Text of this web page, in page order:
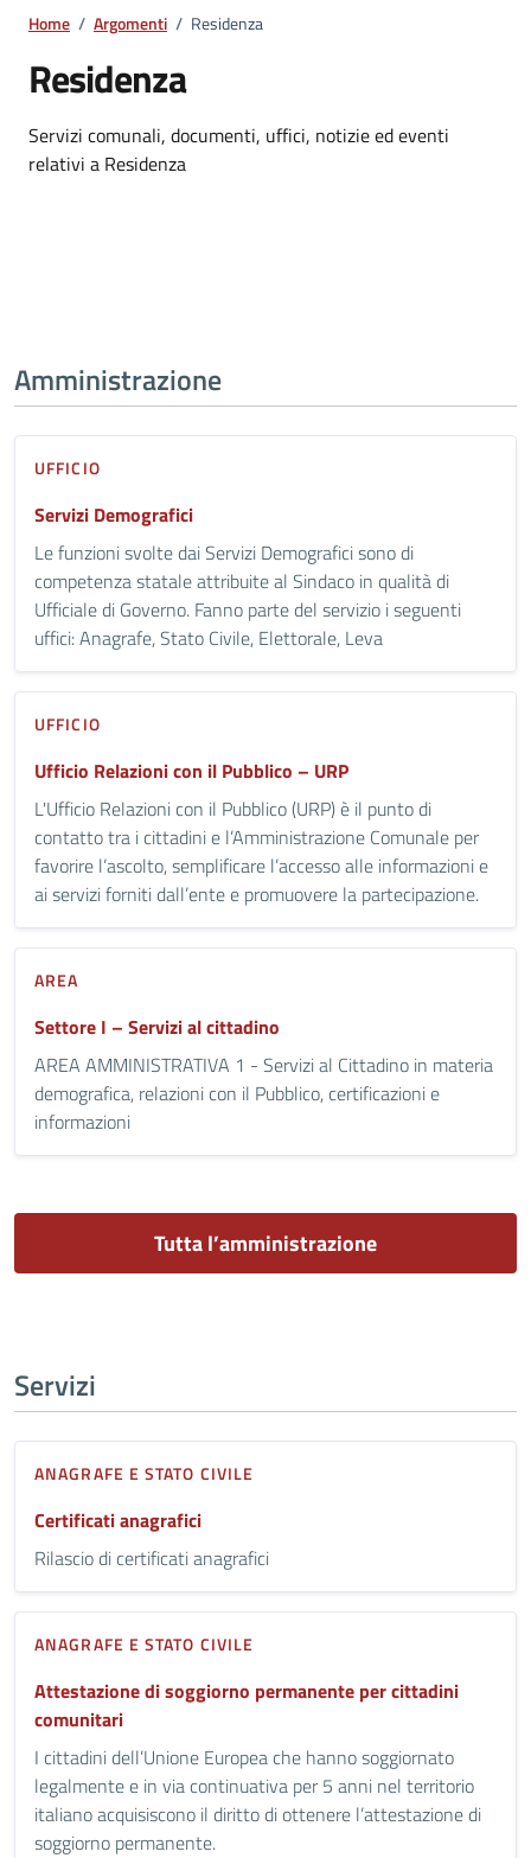
Home / Argomenti / Residenza
Residenza
Dettagli dell'argomento
Servizi comunali, documenti, uffici, notizie ed eventi
relativi a Residenza
Amministrazione
UFFICIO
Servizi Demografici
Le funzioni svolte dai Servizi Demografici sono di
competenza statale attribuite al Sindaco in qualità di
Ufficiale di Governo. Fanno parte del servizio i seguenti
uffici: Anagrafe, Stato Civile, Elettorale, Leva
UFFICIO
Ufficio Relazioni con il Pubblico – URP
L'Ufficio Relazioni con il Pubblico (URP) è il punto di
contatto tra i cittadini e l’Amministrazione Comunale per
favorire l’ascolto, semplificare l’accesso alle informazioni e
ai servizi forniti dall’ente e promuovere la partecipazione.
AREA
Settore I – Servizi al cittadino
AREA AMMINISTRATIVA 1 - Servizi al Cittadino in materia
demografica, relazioni con il Pubblico, certificazioni e
informazioni
Tutta l’amministrazione
Servizi
ANAGRAFE E STATO CIVILE
Certificati anagrafici
Rilascio di certificati anagrafici
ANAGRAFE E STATO CIVILE
Attestazione di soggiorno permanente per cittadini
comunitari
I cittadini dell’Unione Europea che hanno soggiornato
legalmente e in via continuativa per 5 anni nel territorio
italiano acquisiscono il diritto di ottenere l’attestazione di
soggiorno permanente.